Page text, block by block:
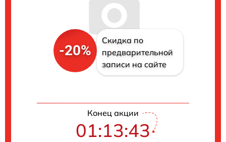
-20%
Скидка по
предварительной
записи на сайте
Конец акции
01:13:41